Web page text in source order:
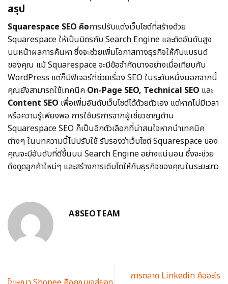
สรุป
Squarespace SEO คือการปรับแต่งเว็บไซต์ที่สร้างด้วย
Squarespace ให้เป็นมิตรกับ Search Engine และติดอันดับสูง
บนหน้าผลการค้นหา ซึ่งจะช่วยเพิ่มโอกาสทางธุรกิจให้กับแบรนด์
ของคุณ แม้ Squarespace จะมีข้อจํากัดบางอย่างเมื่อเทียบกับ
WordPress แต่ก็มีฟีเจอร์ที่ช่วยเรื่อง SEO ในระดับหนึ่งนอกจากนี้
คุณยังสามารถใช้เทคนิค On-Page SEO, Technical SEO และ
Content SEO เพื่อเพิ่มอันดับเว็บไซต์ได้ด้วยตัวเอง แต่หากไม่มีเวลา
หรือความรู้เพียงพอ การใช้บริการจากผู้เชี่ยวชาญด้าน
Squarespace SEO ก็เป็นอีกตัวเลือกที่น่าสนใจหากนําเทคนิค
ต่างๆ ในบทความนี้ไปปรับใช้ รับรองว่าเว็บไซต์ Squarespace ของ
คุณจะมีอันดับที่ดีขึ้นบน Search Engine อย่างแน่นอน ซึ่งจะช่วย
ดึงดูดลูกค้าใหม่ๆ และสร้างการเติบโตให้กับธุรกิจของคุณในระยะยาว
A8SEOTEAM
การตลาด Linkedin คืออะไร